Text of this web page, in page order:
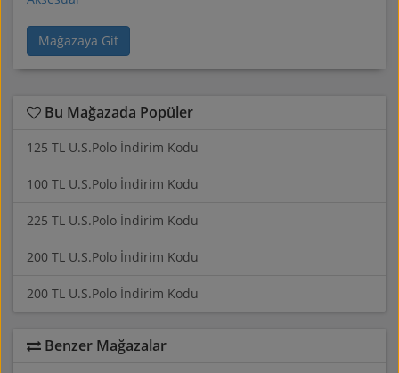
Mağazaya Git
Bu Mağazada Popüler
125 TL U.S.Polo İndirim Kodu
100 TL U.S.Polo İndirim Kodu
225 TL U.S.Polo İndirim Kodu
200 TL U.S.Polo İndirim Kodu
200 TL U.S.Polo İndirim Kodu
Benzer Mağazalar